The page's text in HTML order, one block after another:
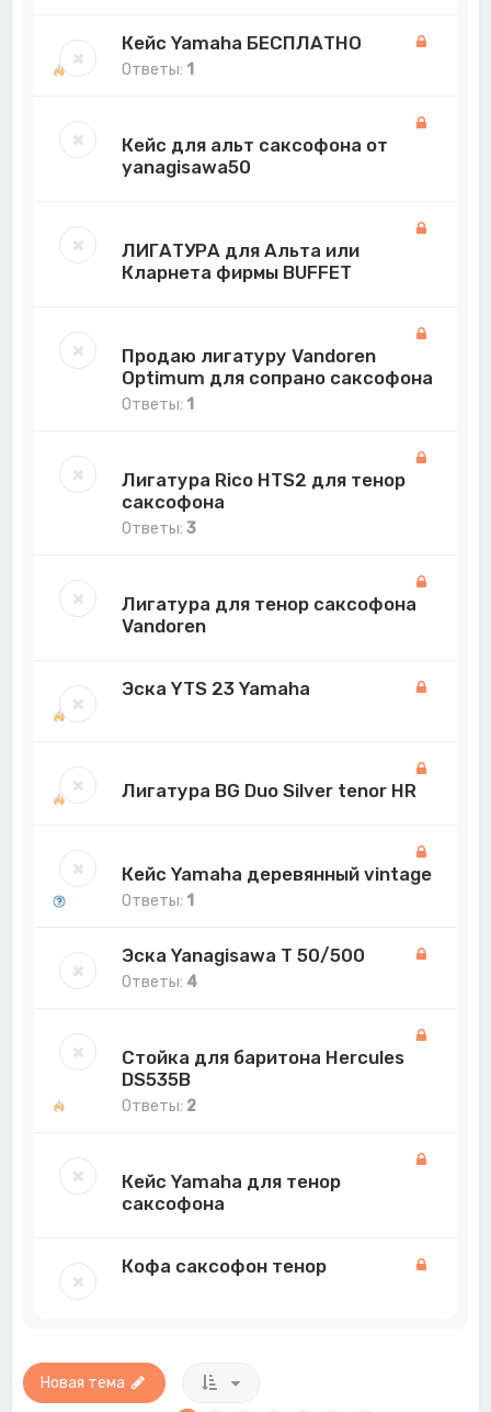
Кейс Yamaha БЕСПЛАТНО
Ответы: 1
Кейс для альт саксофона от
yanagisawa50
ЛИГАТУРА для Альта или
Кларнета фирмы BUFFET
Продаю лигатуру Vandoren
Optimum для сопрано саксофона
Ответы: 1
Лигатура Rico HTS2 для тенор
саксофонa
Ответы:3
Лигатура для тенор саксофона
Vandoren
Эска YTS 23 Yamaha
Лигатура BG Duo Silver tenor HR
Кейс Yamaha деревянный vintage
Ответы: 1
Эска Yanagisawa T 50/500
Ответы: 4
Стойка для баритона Hercules
DS535B
Ответы: 2
Кейс Yamaha для тенор
саксофона
Кофа саксофон тенор
Новая тема